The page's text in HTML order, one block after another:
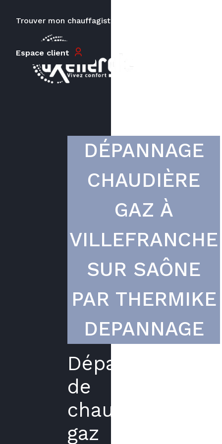
Trouver mon chauffagiste
Espace client
DÉPANNAGE
CHAUDIÈRE
GAZ À
VILLEFRANCHE
SUR SAÔNE
PAR THERMIKE
DEPANNAGE
Dépannage
de
chaudières
gaz